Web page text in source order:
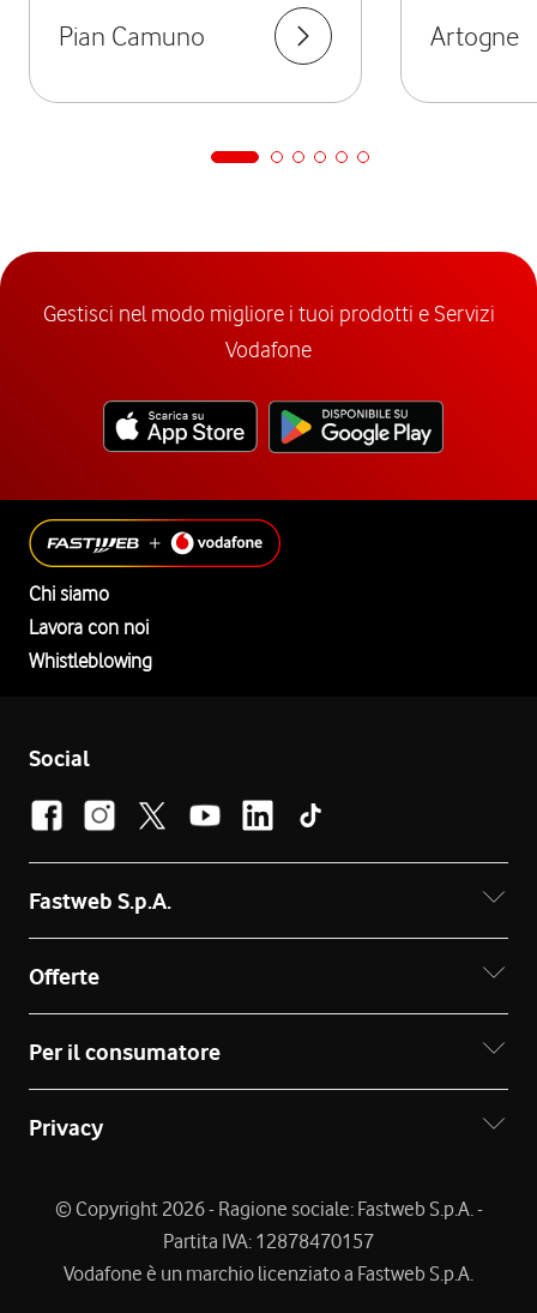
Pian Camuno Artogne
Gestisci nel modo migliore i tuoi prodotti e Servizi
Vodafone
Chi siamo
Lavora con noi
Whistleblowing
Social
Fastweb S.p.A.
Offerte
Per il consumatore
Privacy
© Copyright 2026 - Ragione sociale: Fastweb S.p.A. -
Partita IVA: 12878470157
Vodafone è un marchio licenziato a Fastweb S.p.A.